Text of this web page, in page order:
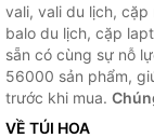
vali, vali du lịch, cặp
balo du lịch, cặp
sẵn có cùng sự nỗ
56000 sản phẩm,
trước khi mua.
VỀ TÚI HOA